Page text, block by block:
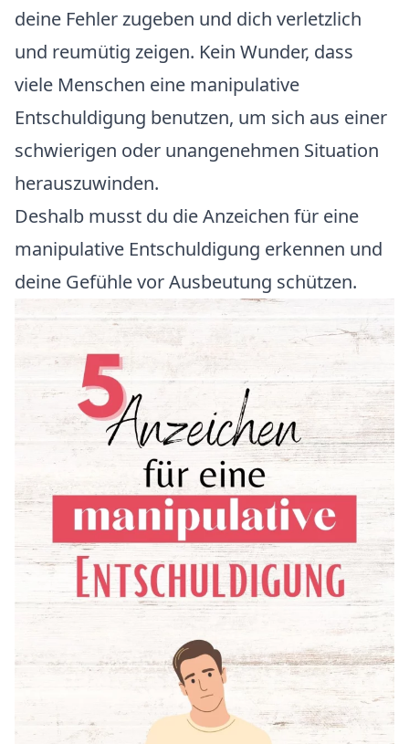
deine Fehler zugeben und dich verletzlich
und reumütig zeigen. Kein Wunder, dass
viele Menschen eine manipulative
Entschuldigung benutzen, um sich aus einer
schwierigen oder unangenehmen Situation
herauszuwinden.
Deshalb musst du die Anzeichen für eine
manipulative Entschuldigung erkennen und
deine Gefühle vor Ausbeutung schützen.